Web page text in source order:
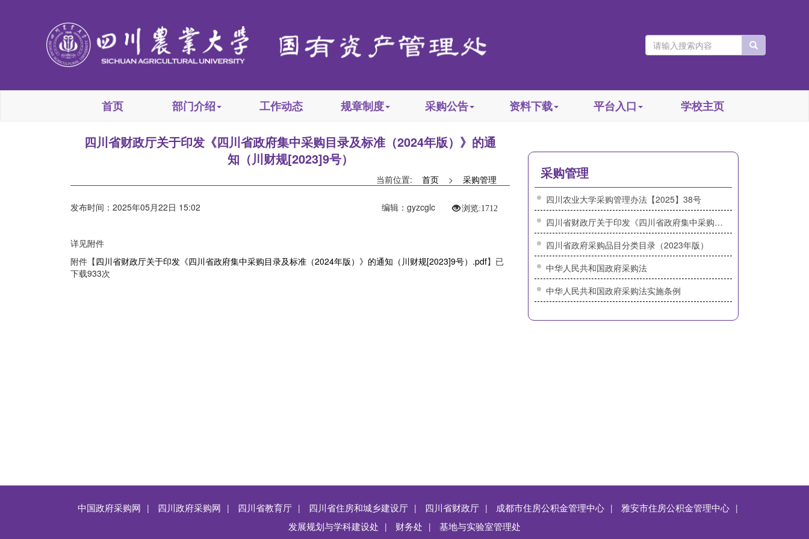
首页 部门介绍 工作动态 规章制度 采购公告 资料下载 平台入口 学校主页
四川省财政厅关于印发《四川省政府集中采购目录及标准（2024年版）》的通
知（川财规[2023]9号）
当前位置: 首页 > 采购管理
发布时间：2025年05月22日 15:02 编辑：gyzcglc 浏览:1712
详见附件
附件【四川省财政厅关于印发《四川省政府集中采购目录及标准（2024年版）》的通知（川财规[2023]9号）.pdf】已
下载933次
采购管理
四川农业大学采购管理办法【2025】38号
四川省财政厅关于印发《四川省政府集中采购目录及标准（2024年版）》的通知（川财规[2023]9号）
四川省政府采购品目分类目录（2023年版）
中华人民共和国政府采购法
中华人民共和国政府采购法实施条例
中国政府采购网 | 四川政府采购网 | 四川省教育厅 | 四川省住房和城乡建设厅 | 四川省财政厅 | 成都市住房公积金管理中心 | 雅安市住房公积金管理中心 |
发展规划与学科建设处 | 财务处 | 基地与实验室管理处